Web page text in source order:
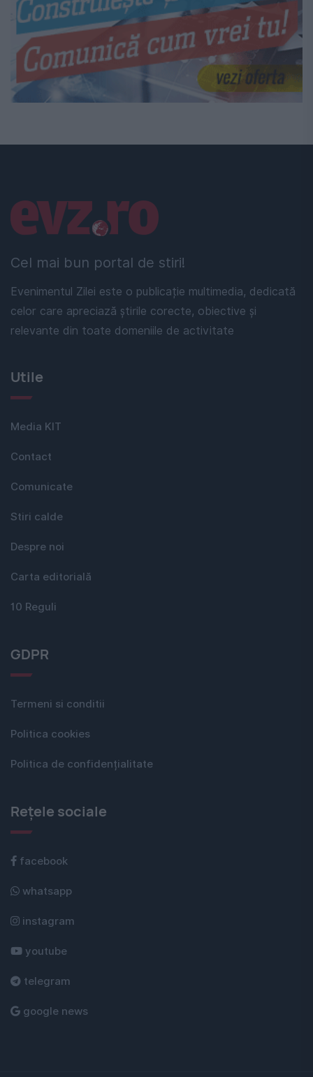
Cel mai bun portal de stiri!
Evenimentul Zilei este o publicație multimedia, dedicată
celor care apreciază știrile corecte, obiective și
relevante din toate domeniile de activitate
Linkuri utile
Utile
Media KIT
Contact
Comunicate
Stiri calde
Despre noi
Carta editorială
10 Reguli
GDPR
Termeni si conditii
Politica cookies
Politica de confidențialitate
Rețele sociale
facebook
whatsapp
instagram
youtube
telegram
google news